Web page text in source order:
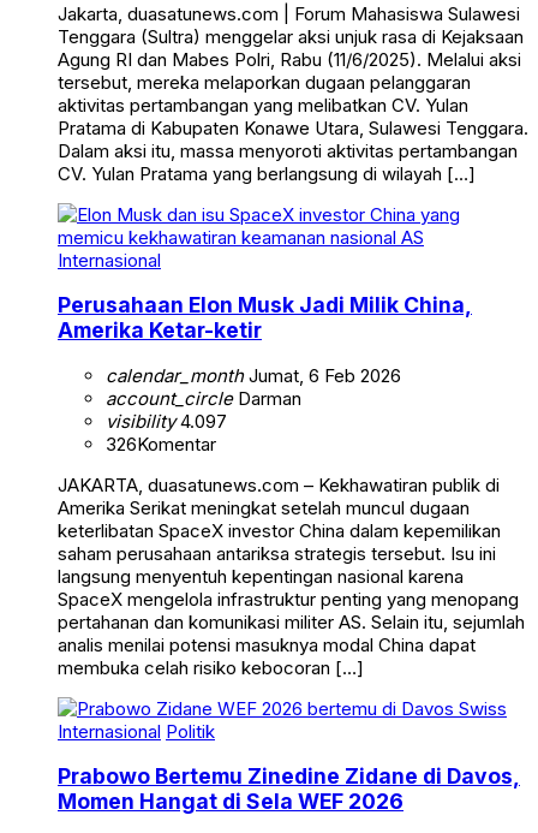
Jakarta, duasatunews.com | Forum Mahasiswa Sulawesi
Tenggara (Sultra) menggelar aksi unjuk rasa di Kejaksaan
Agung RI dan Mabes Polri, Rabu (11/6/2025). Melalui aksi
tersebut, mereka melaporkan dugaan pelanggaran
aktivitas pertambangan yang melibatkan CV. Yulan
Pratama di Kabupaten Konawe Utara, Sulawesi Tenggara.
Dalam aksi itu, massa menyoroti aktivitas pertambangan
CV. Yulan Pratama yang berlangsung di wilayah […]
Internasional
Perusahaan Elon Musk Jadi Milik China,
Amerika Ketar-ketir
calendar_monthJumat, 6 Feb 2026
account_circleDarman
visibility4.097
326Komentar
JAKARTA, duasatunews.com – Kekhawatiran publik di
Amerika Serikat meningkat setelah muncul dugaan
keterlibatan SpaceX investor China dalam kepemilikan
saham perusahaan antariksa strategis tersebut. Isu ini
langsung menyentuh kepentingan nasional karena
SpaceX mengelola infrastruktur penting yang menopang
pertahanan dan komunikasi militer AS. Selain itu, sejumlah
analis menilai potensi masuknya modal China dapat
membuka celah risiko kebocoran […]
Internasional Politik
Prabowo Bertemu Zinedine Zidane di Davos,
Momen Hangat di Sela WEF 2026